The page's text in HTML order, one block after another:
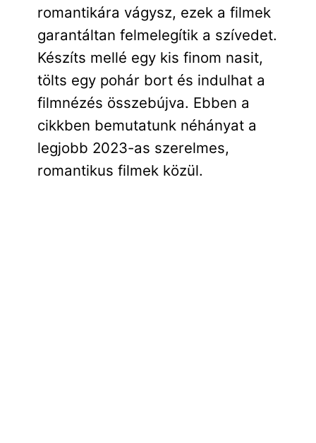
romantikára vágysz, ezek a filmek
garantáltan felmelegítik a szívedet.
Készíts mellé egy kis finom nasit,
tölts egy pohár bort és indulhat a
filmnézés összebújva. Ebben a
cikkben bemutatunk néhányat a
legjobb 2023-as szerelmes,
romantikus filmek közül.